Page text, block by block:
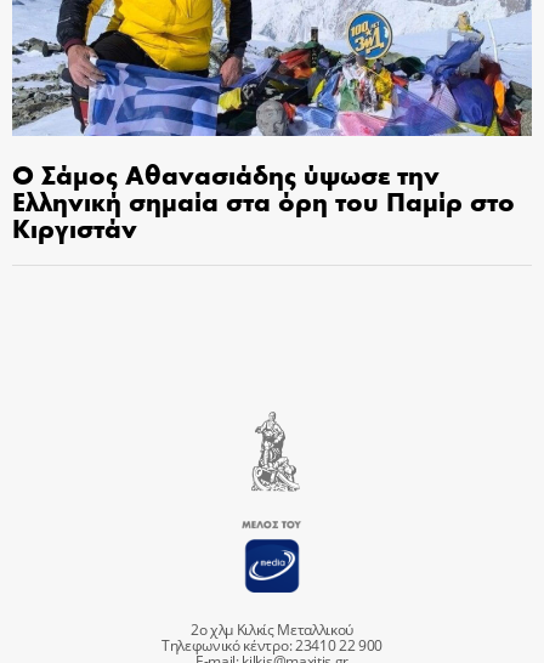
Ο Σάμος Αθανασιάδης ύψωσε την
Ελληνική σημαία στα όρη του Παμίρ στο
Κιργιστάν
2ο χλμ Κιλκίς Μεταλλικού
Τηλεφωνικό κέντρο: 23410 22 900